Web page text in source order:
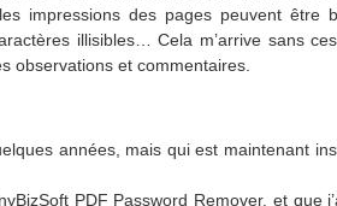
impressions des pages peuvent être
illisibles… Cela m’arrive sans
observations et commentaires.
années, mais qui est maintenant
PDF Password Remover, et que